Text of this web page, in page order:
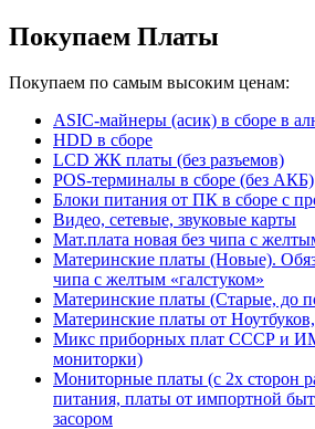
Покупаем Платы
Покупаем по самым высоким ценам:
ASIC-майнеры (асик) в сборе в
HDD в сборе
LCD ЖК платы (без разъемов)
POS-терминалы в сборе (без АКБ)
Блоки питания от ПК в сборе с
Видео, сетевые, звуковые карты
Мат.плата новая без чипа с
Материнские платы (Новые).
чипа с желтым «галстуком»
Материнские платы (Старые, до
Материнские платы от
Микс приборных плат СССР и
мониторки)
Мониторные платы (с 2х сторон
питания, платы от импортной
засором